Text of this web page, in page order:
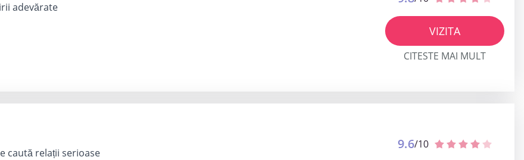
adevărate
VIZITA
CITESTE MAI MULT
caută relații serioase
9.6/10